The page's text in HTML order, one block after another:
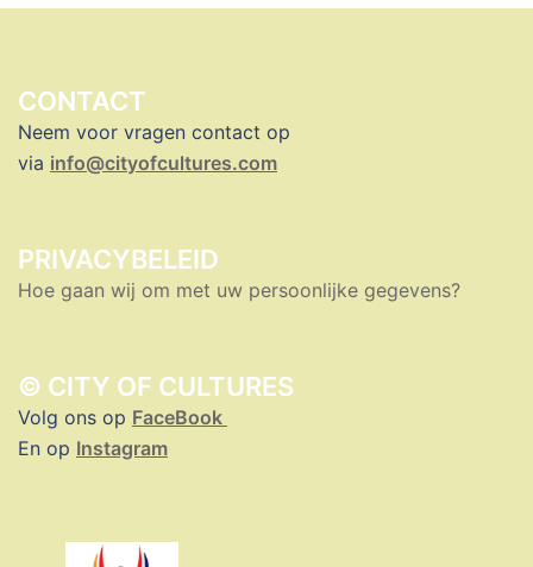
CONTACT
Neem voor vragen contact op
via info@cityofcultures.com
PRIVACYBELEID
Hoe gaan wij om met uw persoonlijke gegevens?
© CITY OF CULTURES
Volg ons op FaceBook
En op Instagram